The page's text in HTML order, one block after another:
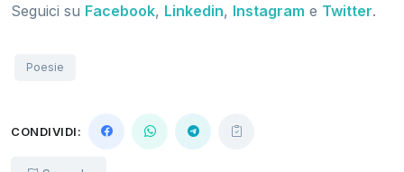
Seguici su Facebook, Linkedin, Instagram e Twitter.
Poesie
CONDIVIDI: